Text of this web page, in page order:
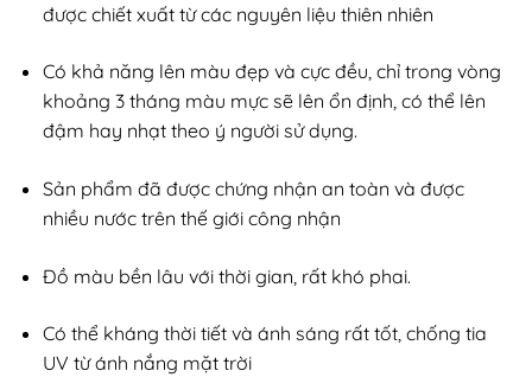
được chiết xuất từ các nguyên liệu thiên nhiên
Có khả năng lên màu đẹp và cực đều, chỉ trong vòng
khoảng 3 tháng màu mực sẽ lên ổn định, có thể lên
đậm hay nhạt theo ý người sử dụng.
Sản phẩm đã được chứng nhận an toàn và được
nhiều nước trên thế giới công nhận
Đồ màu bền lâu với thời gian, rất khó phai.
Có thể kháng thời tiết và ánh sáng rất tốt, chống tia
UV từ ánh nắng mặt trời